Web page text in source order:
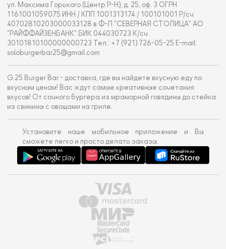
ул. Максима Горького (Центр Р-Н), д. 25, оф. 3 ОГРН
1161001059075 ИНН / КПП 1001313174 / 100101001 Р/сч
40702810203000033128 в Ф-Л "СЕВЕРНАЯ СТОЛИЦА" АО
"РАЙФФАЙЗЕНБАНК" БИК 044030723 К/сч
30101810100000000723 Тел.: +7 (921) 726-05-25 E-mail:
soloburgerbar25@gmail.com
G.25 Burger Bar - доставка, где вы найдете вкусную еду по
вкусным ценам! Вас ждут самые креативные сочетания
вкусов! От сочного бургера из мраморной говядины до стейка
из свинины с овощами на гриле.
Установите наше мобильное приложение и Вы
сможете легко и просто делать заказы.